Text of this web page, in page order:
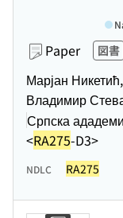
Paper 図書
Марјан
Владимир
Српска
<RA275-D3>
NDLC RA275